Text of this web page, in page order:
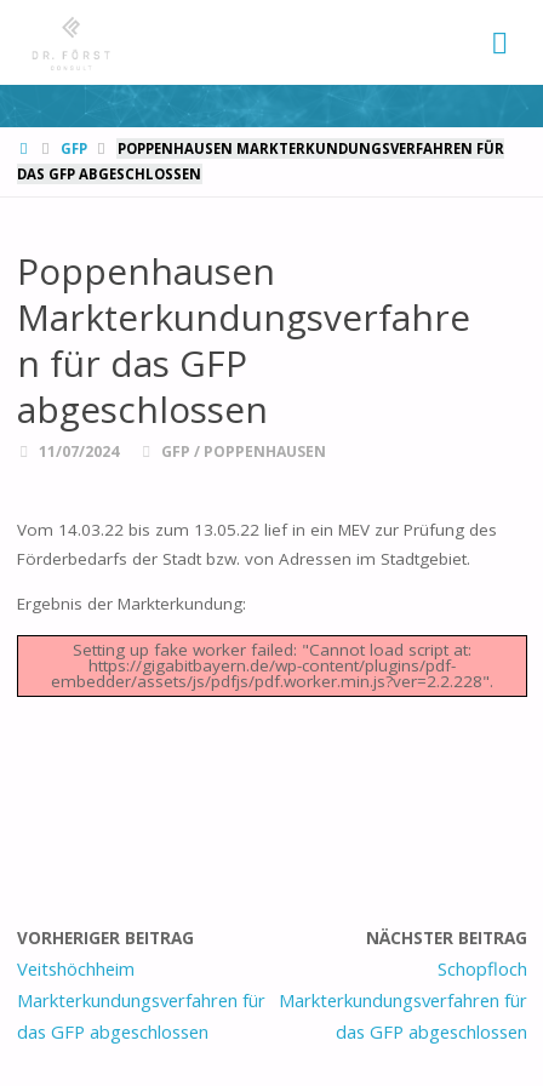
START
GFP
POPPENHAUSEN MARKTERKUNDUNGSVERFAHREN FÜR
DAS GFP ABGESCHLOSSEN
Poppenhausen
Markterkundungsverfahre
n für das GFP
abgeschlossen
11/07/2024 GFP / POPPENHAUSEN
Vom 14.03.22 bis zum 13.05.22 lief in ein MEV zur Prüfung des
Förderbedarfs der Stadt bzw. von Adressen im Stadtgebiet.
Ergebnis der Markterkundung:
Setting up fake worker failed: "Cannot load script at:
https://gigabitbayern.de/wp-content/plugins/pdf-
embedder/assets/js/pdfjs/pdf.worker.min.js?ver=2.2.228".
VORHERIGER BEITRAG
Veitshöchheim
Markterkundungsverfahren für
das GFP abgeschlossen
NÄCHSTER BEITRAG
Schopfloch
Markterkundungsverfahren für
das GFP abgeschlossen